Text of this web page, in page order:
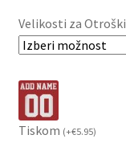
Velikosti za Otroški
Tiskom (+€5.95)